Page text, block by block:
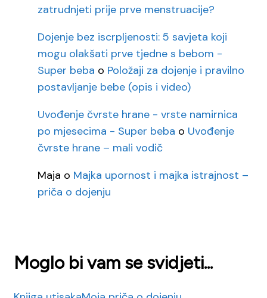
zatrudnjeti prije prve menstruacije?
Dojenje bez iscrpljenosti: 5 savjeta koji
mogu olakšati prve tjedne s bebom -
Super beba o Položaji za dojenje i pravilno
postavljanje bebe (opis i video)
Uvođenje čvrste hrane - vrste namirnica
po mjesecima - Super beba o Uvođenje
čvrste hrane – mali vodič
Maja o Majka upornost i majka istrajnost –
priča o dojenju
Moglo bi vam se svidjeti...